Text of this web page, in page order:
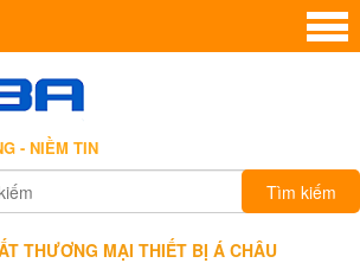
- NIỀM TIN
Tìm kiếm
THƯƠNG MẠI THIẾT BỊ Á CHÂU